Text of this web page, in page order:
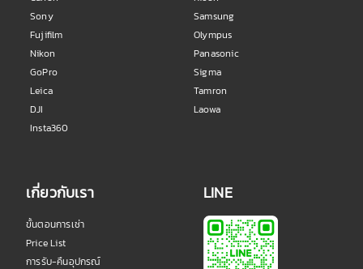
Sony
Fujifilm
Nikon
GoPro
Leica
DJI
Insta360
Samsung
Olympus
Panasonic
Sigma
Tamron
Laowa
เกี่ยวกับเรา
ขั้นตอนการเช่า
Price List
การรับ-คืนอุปกรณ์
LINE